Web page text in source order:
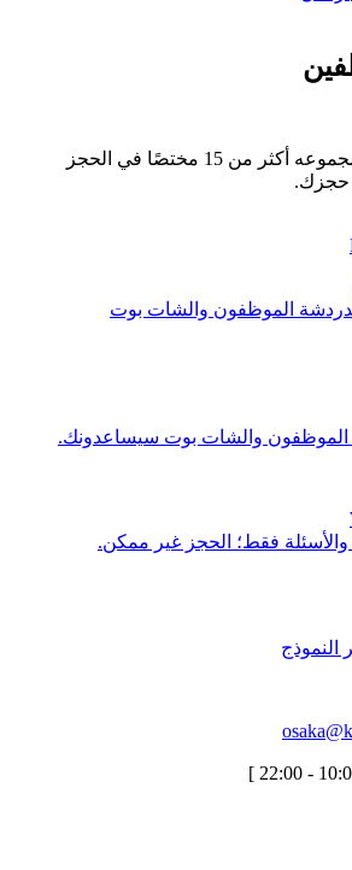
في اليابان وأوروبا، ما مجموعه أكثر من 15 مختصًا في الحجز
حجزك.
الموظفون والشات بوت
الموظفون والشات بوت سيساعدونك.
والأسئلة فقط؛ الحجز غير ممكن.
النموذج